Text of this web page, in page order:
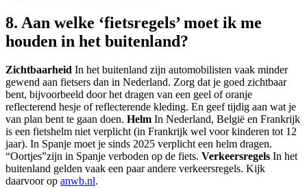
8. Aan welke ‘fietsregels’ moet ik me
houden in het buitenland?
Zichtbaarheid In het buitenland zijn automobilisten vaak minder
gewend aan fietsers dan in Nederland. Zorg dat je goed zichtbaar
bent, bijvoorbeeld door het dragen van een geel of oranje
reflecterend hesje of reflecterende kleding. En geef tijdig aan wat je
van plan bent te gaan doen. Helm In Nederland, België en Frankrijk
is een fietshelm niet verplicht (in Frankrijk wel voor kinderen tot 12
jaar). In Spanje moet je sinds 2025 verplicht een helm dragen.
“Oortjes”zijn in Spanje verboden op de fiets. Verkeersregels In het
buitenland gelden vaak een paar andere verkeersregels. Kijk
daarvoor op anwb.nl.